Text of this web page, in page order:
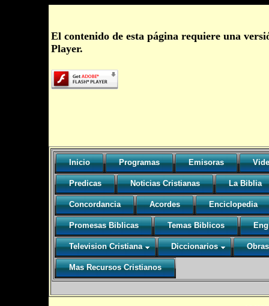
El contenido de esta página requiere una
Player.
Inicio Programas Emisoras
Predicas Noticias Cristianas La Biblia
Concordancia Acordes Enciclopedia
Promesas Biblicas Temas Biblicos
Television Cristiana Diccionarios
Mas Recursos Cristianos